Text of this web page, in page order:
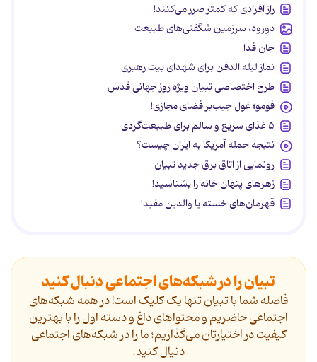
راز افرادی که کمتر ضرر می‌کنند!
دورود، سرزمین شگفتی‌های طبیعت
جان فدا
نماز لیله الدفن برای شهدای بیت رهبری
طرح اختصاصی تبیان ویژه روز جهانی قدس
فومو؛ غول جیب‌بر فضای مجازی!
۵ غذای سریع و سالم برای طبیعت‌گردی
نتیجه حمله آمریکا به ایران چیست؟
رونمایی از اتاق برق جدید تبیان
زهرهای پنهان خانه را بشناسید!
قهرمان‌های خسته یا والدین مفید!
تبیان را در شبکه‌های اجتماعی دنبال کنید
فاصله شما با تبیان تنها یک کلیک است! در همه شبکه‌های
اجتماعی حاضریم و محتواهای داغ و دسته اول را با بهترین
کیفیت در اختیارتان می‌گذاریم؛ ما را در شبکه‌های اجتماعی
دنیال کنید.